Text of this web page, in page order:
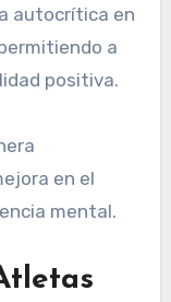
autocrítica en
a
positiva.
en el
mental.